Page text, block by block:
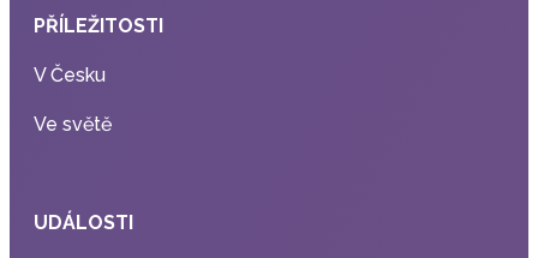
PŘÍLEŽITOSTI
V Česku
Ve světě
UDÁLOSTI